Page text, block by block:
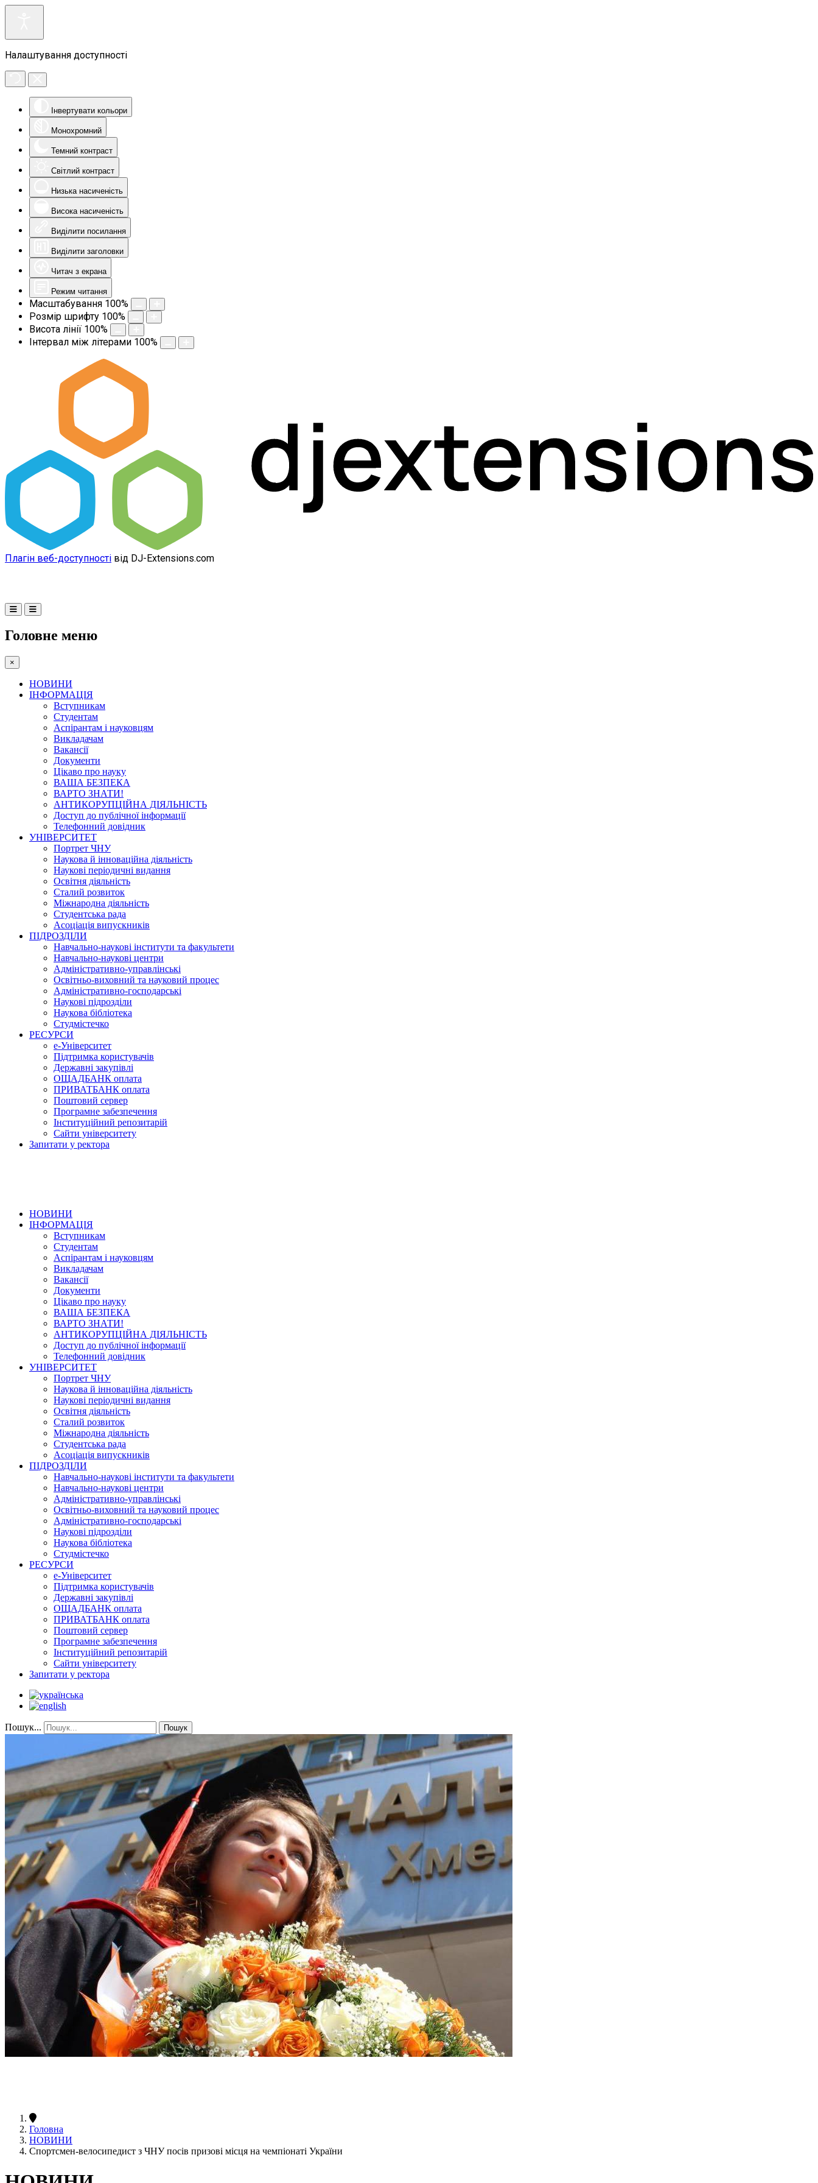
Налаштування доступності
Інвертувати кольори
Монохромний
Темний контраст
Світлий контраст
Низька насиченість
Висока насиченість
Виділити посилання
Виділити заголовки
Читач з екрана
Режим читання
Масштабування 100%
Розмір шрифту 100%
Висота лінії 100%
Інтервал між літерами 100%
Плагін веб-доступності від DJ-Extensions.com
Головне меню
×
НОВИНИ
ІНФОРМАЦІЯ
Вступникам
Студентам
Аспірантам і науковцям
Викладачам
Вакансії
Документи
Цікаво про науку
ВАША БЕЗПЕКА
ВАРТО ЗНАТИ!
АНТИКОРУПЦІЙНА ДІЯЛЬНІСТЬ
Доступ до публічної інформації
Телефонний довідник
УНІВЕРСИТЕТ
Портрет ЧНУ
Наукова й інноваційна діяльність
Наукові періодичні видання
Освітня діяльність
Сталий розвиток
Міжнародна діяльність
Студентська рада
Асоціація випускників
ПІДРОЗДІЛИ
Навчально-наукові інститути та факультети
Навчально-наукові центри
Адміністративно-управлінські
Освітньо-виховний та науковий процес
Адміністративно-господарські
Наукові підрозділи
Наукова бібліотека
Студмістечко
РЕСУРСИ
е-Університет
Підтримка користувачів
Державні закупівлі
ОЩАДБАНК оплата
ПРИВАТБАНК оплата
Поштовий сервер
Програмне забезпечення
Інституційний репозитарій
Сайти університету
Запитати у ректора
НОВИНИ
ІНФОРМАЦІЯ
Вступникам
Студентам
Аспірантам і науковцям
Викладачам
Вакансії
Документи
Цікаво про науку
ВАША БЕЗПЕКА
ВАРТО ЗНАТИ!
АНТИКОРУПЦІЙНА ДІЯЛЬНІСТЬ
Доступ до публічної інформації
Телефонний довідник
УНІВЕРСИТЕТ
Портрет ЧНУ
Наукова й інноваційна діяльність
Наукові періодичні видання
Освітня діяльність
Сталий розвиток
Міжнародна діяльність
Студентська рада
Асоціація випускників
ПІДРОЗДІЛИ
Навчально-наукові інститути та факультети
Навчально-наукові центри
Адміністративно-управлінські
Освітньо-виховний та науковий процес
Адміністративно-господарські
Наукові підрозділи
Наукова бібліотека
Студмістечко
РЕСУРСИ
е-Університет
Підтримка користувачів
Державні закупівлі
ОЩАДБАНК оплата
ПРИВАТБАНК оплата
Поштовий сервер
Програмне забезпечення
Інституційний репозитарій
Сайти університету
Запитати у ректора
Пошук... Пошук
Головна
НОВИНИ
Спортсмен-велосипедист з ЧНУ посів призові місця на чемпіонаті України